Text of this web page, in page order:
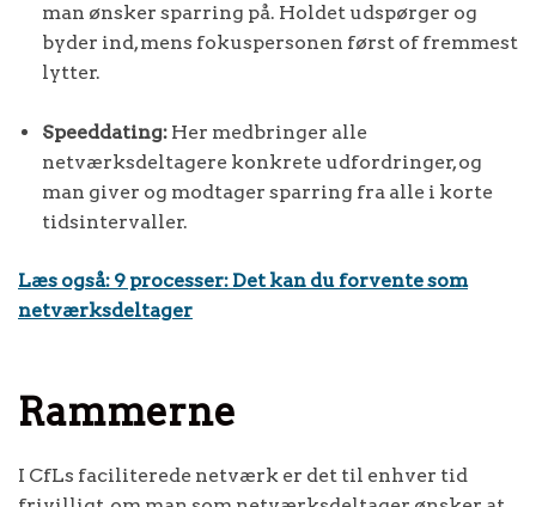
man ønsker sparring på. Holdet udspørger og
byder ind, mens fokuspersonen først of fremmest
lytter.
Speeddating: Her medbringer alle
netværksdeltagere konkrete udfordringer, og
man giver og modtager sparring fra alle i korte
tidsintervaller.
Læs også: 9 processer: Det kan du forvente som
netværksdeltager
Rammerne
I CfLs faciliterede netværk er det til enhver tid